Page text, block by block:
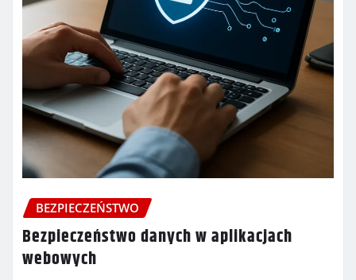
BEZPIECZEŃSTWO
Bezpieczeństwo danych w aplikacjach
webowych